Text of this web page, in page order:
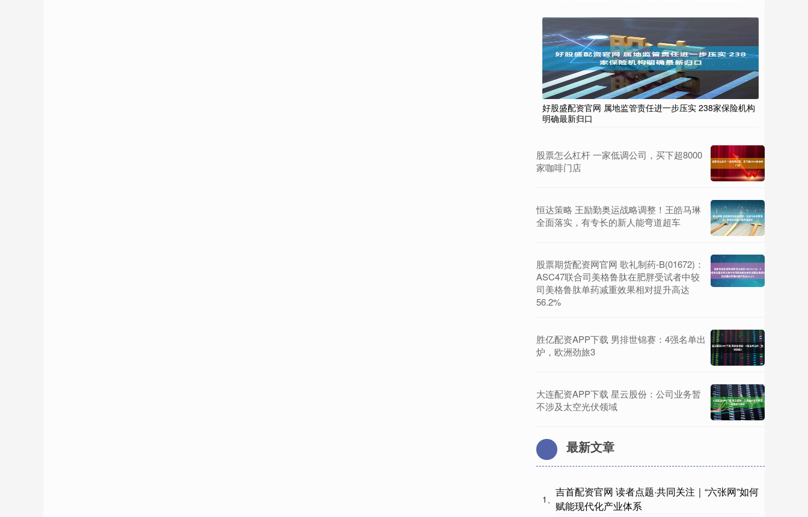
好股盛配资官网 属地监管责任进一步压实 238家保险机构
明确最新归口
股票怎么杠杆 一家低调公司，买下超8000
家咖啡门店
恒达策略 王励勤奥运战略调整！王皓马琳
全面落实，有专长的新人能弯道超车
股票期货配资网官网 歌礼制药-B(01672)：
ASC47联合司美格鲁肽在肥胖受试者中较
司美格鲁肽单药减重效果相对提升高达
56.2%
胜亿配资APP下载 男排世锦赛：4强名单出
炉，欧洲劲旅3
大连配资APP下载 星云股份：公司业务暂
不涉及太空光伏领域
最新文章
1、
吉首配资官网 读者点题·共同关注｜“六张网”如何
赋能现代化产业体系